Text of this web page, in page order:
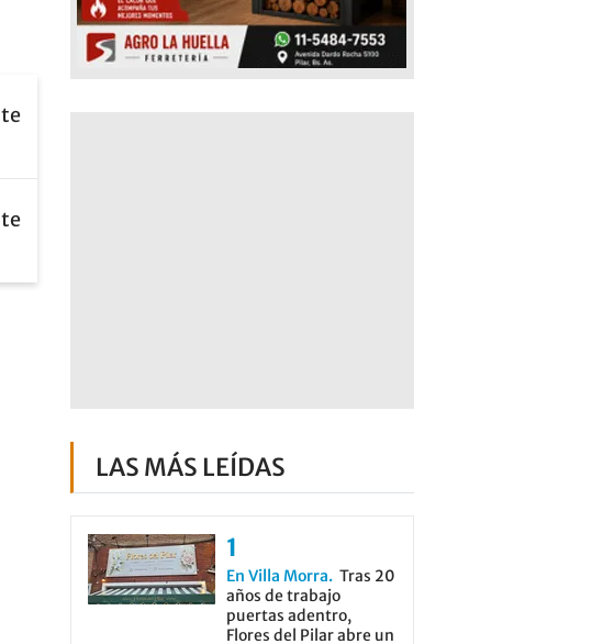
LAS MÁS LEÍDAS
En Villa Morra
Tras 20
años de trabajo
puertas adentro,
Flores del Pilar abre un